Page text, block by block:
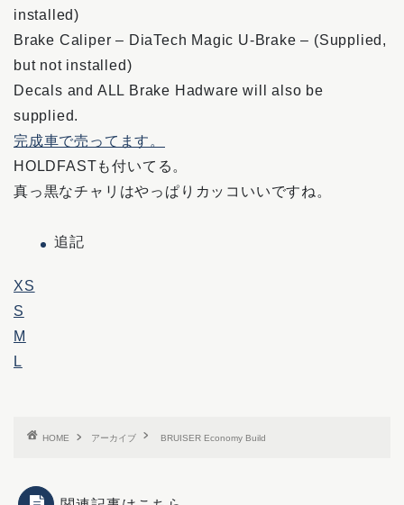
installed)
Brake Caliper – DiaTech Magic U-Brake – (Supplied,
but not installed)
Decals and ALL Brake Hadware will also be
supplied.
完成車で売ってます。
HOLDFASTも付いてる。
真っ黒なチャリはやっぱりカッコいいですね。
追記
XS
S
M
L
HOME アーカイブ BRUISER Economy Build